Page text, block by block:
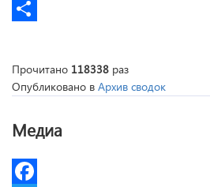
Twitter
Прочитано 118338 раз
Опубликовано в Архив сводок
Медиа